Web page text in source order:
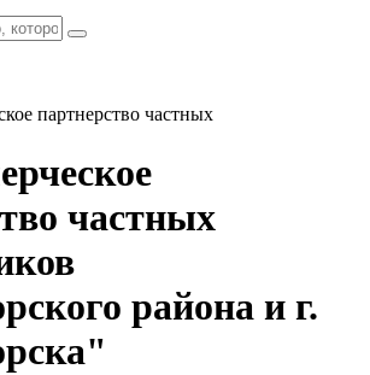
партнерство частных
частных
района и г.